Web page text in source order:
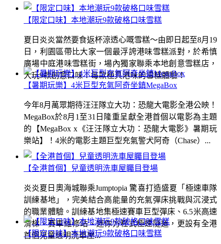
【限定口味】本地潮玩9款破格口味雪糕
夏日炎炎當然要食返杯涼透心嘅雪糕～由即日起至8月19
日，利園區帶比大家一個最浮誇港味雪糕派對，於希慎
廣場中庭港味雪糕街，場內獨家聯乘本地創意雪糕店，
大玩9款創意口味！每款極具港味的雪糕體驗！
【全港首個】兒童透明洗車屋矚目登場
炎炎夏日奧海城聯乘Jumptopia 驚喜打造盛夏「極速車隊
訓練基地」，完美結合高能量的充氣彈床挑戰與沉浸式
的職業體驗。訓練基地集極速賽車巨型彈床、6.5米高速
滑梯、賽車維修站、迷你方程式極速隧道，更設有全港
首個兒童透明洗車屋...
【暑期玩樂】4米巨型充氣阿奇坐鎮MegaBox
今年8月萬眾期待汪汪隊立大功：恐龍大電影全港公映！
MegaBox於8月1至31日隆重呈獻全港首個以電影為主題
的【MegaBox x《汪汪隊立大功：恐龍大電影》暑期玩
樂站】！4米的電影主題巨型充氣警犬阿奇（Chase）...
【限定口味】本地潮玩9款破格口味雪糕